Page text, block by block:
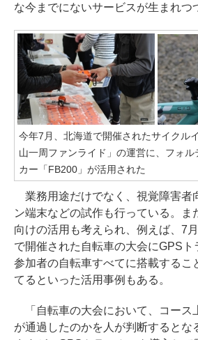
な今までにないサービスが生まれつ
今年7月、北海道で開催されたサイクル
山一周ファンライド」の運営に、フォル
カー「FB200」が活用された
業務用途だけでなく、視覚障害者
ン端末などの試作も行っている。ま
向けの活用も考えられ、例えば、7
で開催された自転車の大会にGPSト
参加者の自転車すべてに搭載するこ
てるといった活用事例もある。
「自転車の大会において、コース
が通過したのかを人が判断するとな